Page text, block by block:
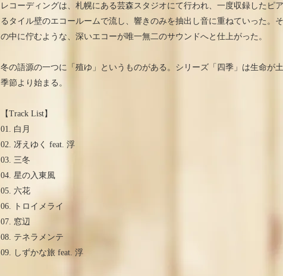
レコーディングは、札幌にある芸森スタジオにて行われ、一度収録したピ
るタイル壁のエコールームで流し、響きのみを抽出し音に重ねていった。
の中に佇むような、深いエコーが唯一無二のサウンドへと仕上がった。
冬の語源の一つに「殖ゆ」というものがある。シリーズ「四季」は生命が
季節より始まる。
【Track List】
01. 白月
02. 冴えゆく feat. 浮
03. 三冬
04. 星の入東風
05. 六花
06. トロイメライ
07. 窓辺
08. テネラメンテ
09. しずかな旅 feat. 浮